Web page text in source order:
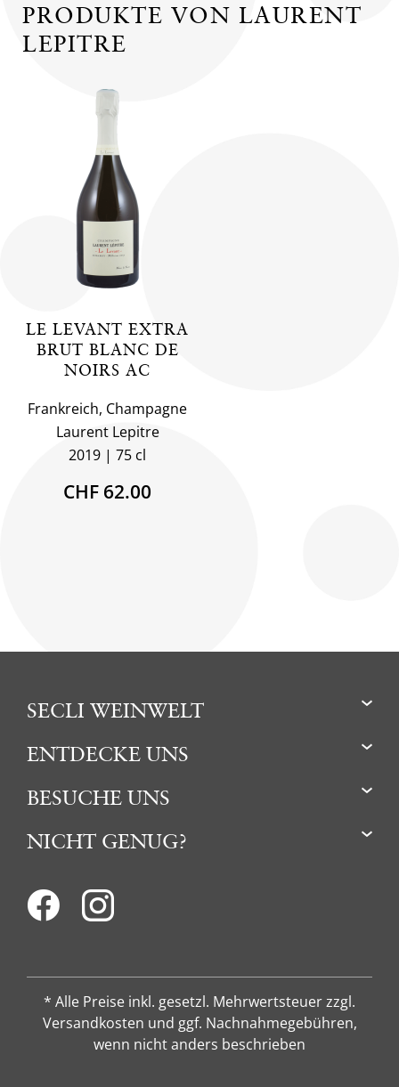
PRODUKTE VON LAURENT
LEPITRE
LE LEVANT EXTRA
BRUT BLANC DE
NOIRS AC
Frankreich, Champagne
Laurent Lepitre
2019
75 cl
CHF 62.00
SECLI WEINWELT
ENTDECKE UNS
BESUCHE UNS
NICHT GENUG?
* Alle Preise inkl. gesetzl. Mehrwertsteuer zzgl.
Versandkosten und ggf. Nachnahmegebühren,
wenn nicht anders beschrieben